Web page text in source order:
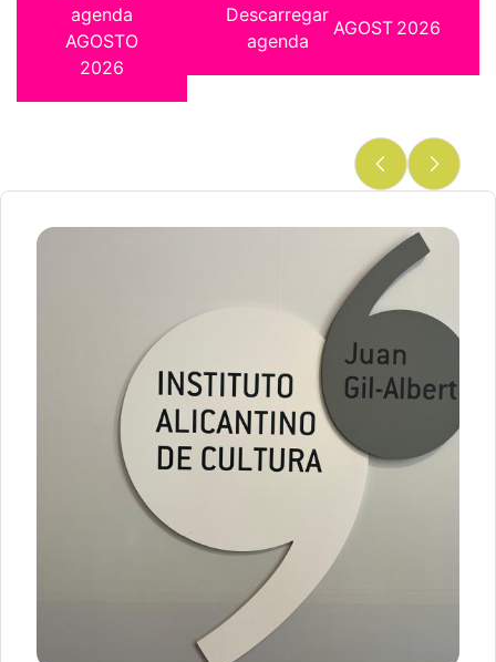
agenda
AGOSTO
2026
Descarregar
agenda
AGOST 2026